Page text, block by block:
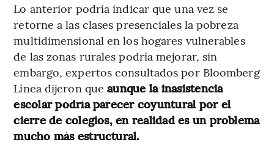
Lo anterior podría indicar que una vez se
retorne a las clases presenciales la pobreza
multidimensional en los hogares vulnerables
de las zonas rurales podría mejorar, sin
embargo, expertos consultados por Bloomberg
Línea dijeron queaunque la inasistencia
escolar podría parecer coyuntural por el
cierre de colegios, en realidad es un problema
mucho más estructural.